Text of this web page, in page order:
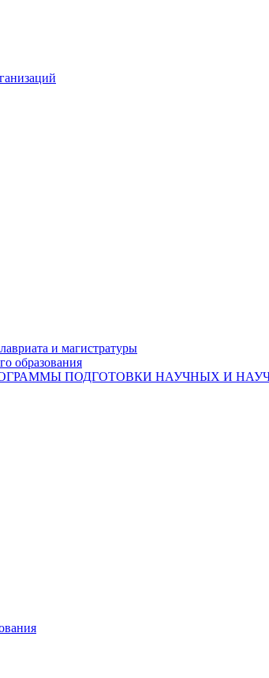
и магистратуры
образования
ПОДГОТОВКИ НАУЧНЫХ И